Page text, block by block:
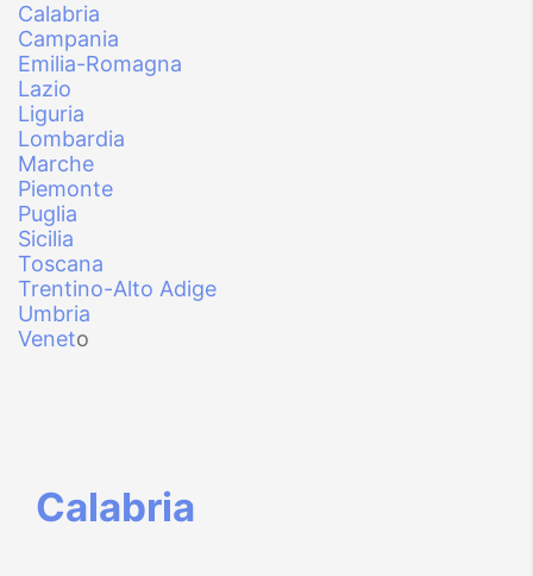
Calabria
Campania
Emilia-Romagna
Lazio
Liguria
Lombardia
Marche
Piemonte
Puglia
Sicilia
Toscana
Trentino-Alto Adige
Umbria
Veneto
Calabria